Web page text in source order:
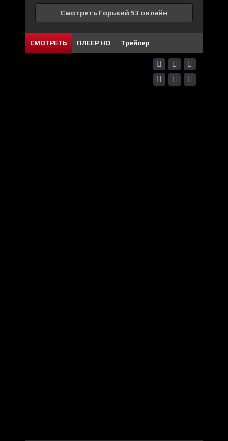
Смотреть Горький 53 онлайн
СМОТРЕТЬ ПЛЕЕР HD Трейлер